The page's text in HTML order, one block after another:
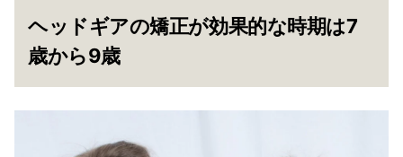
ヘッドギアの矯正が効果的な時期は7
歳から9歳